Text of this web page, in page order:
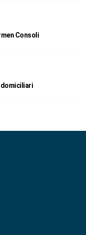
Consoli
domiciliari